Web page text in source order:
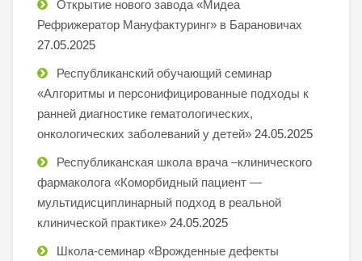
Открытие нового завода «Мидеа
Рефрижератор Мануфактуринг» в Барановичах
27.05.2025
Республиканский обучающий семинар
«Алгоритмы и персонифицированные подходы к
ранней диагностике гематологических,
онкологических заболеваний у детей» 24.05.2025
Республиканская школа врача –клинического
фармаколога «Коморбидный пациент —
мультидисциплинарный подход в реальной
клинической практике» 24.05.2025
Школа-семинар «Врожденные дефекты